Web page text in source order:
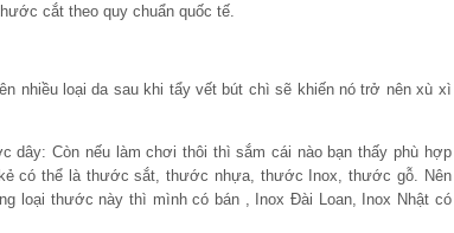
cắt theo quy chuẩn quốc tế.
nhiều loại da sau khi tẩy vết bút chì sẽ khiến nó trở nên xù xì
Còn nếu làm chơi thôi thì sắm cái nào bạn thấy phù hợp
có thể là thước sắt, thước nhựa, thước Inox, thước gỗ. Nên
loại thước này thì mình có bán , Inox Đài Loan, Inox Nhật có